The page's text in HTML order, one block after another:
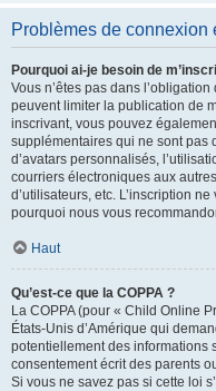
Problèmes de connexion
Pourquoi ai-je besoin de
Vous n’êtes pas dans
peuvent limiter la publication de
inscrivant, vous pouvez
supplémentaires qui ne sont pas
d’avatars personnalisés,
courriers électroniques aux
d’utilisateurs, etc. L’inscription
pourquoi nous vous
Haut
Qu’est-ce que la COPPA ?
La COPPA (pour « Child Online
États-Unis d’Amérique qui
potentiellement des informations
consentement écrit des parents
Si vous ne savez pas si cette loi